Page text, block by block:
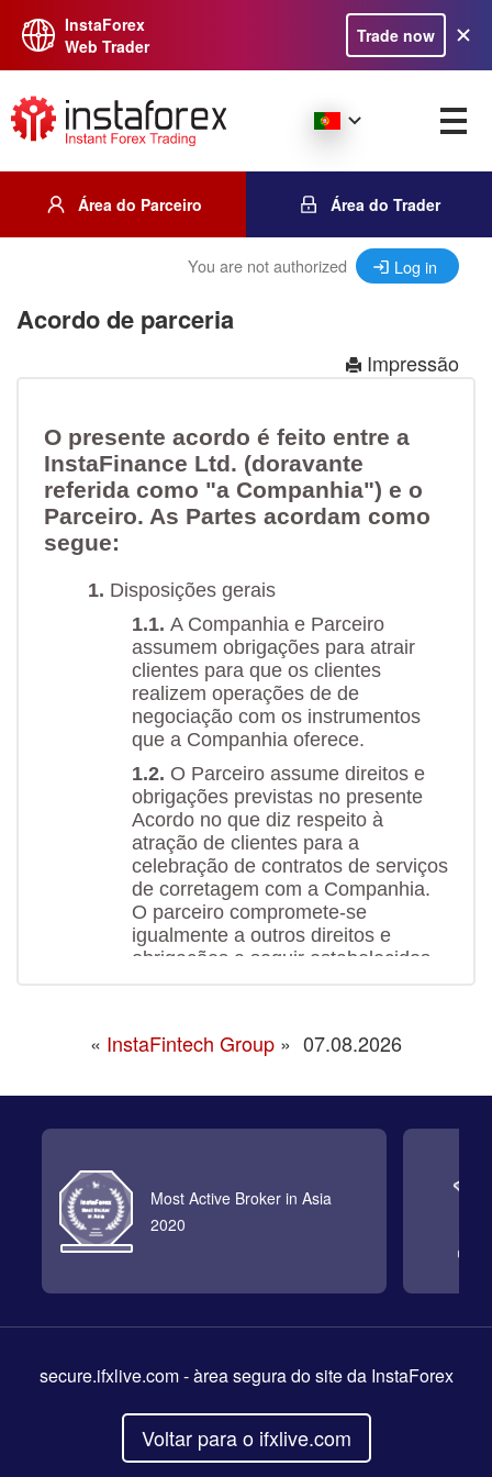
InstaForex
Web Trader
Trade now
Área do Parceiro Área do Trader
You are not authorized Log in
Acordo de parceria
Impressão
« InstaFintech Group » 07.08.2026
Most Active Broker in Asia
2020
secure.ifxlive.com- àrea segura do site da InstaForex
Voltar para o ifxlive.com